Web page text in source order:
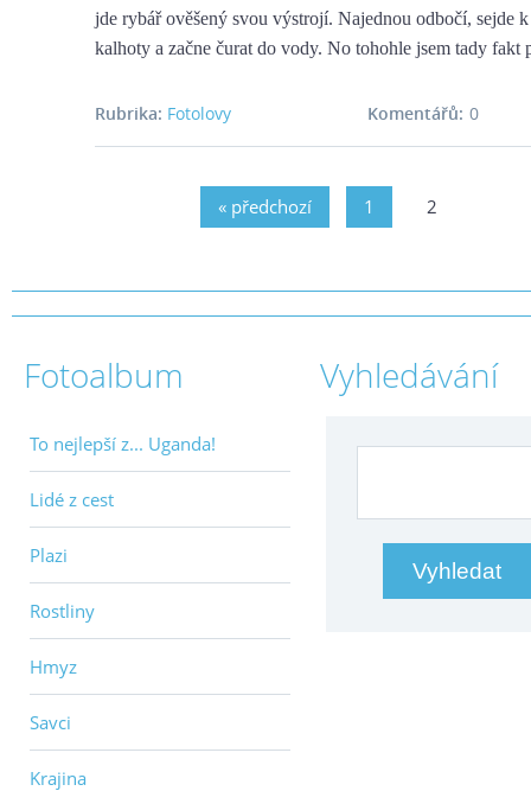
jde rybář ověšený svou výstrojí. Najednou odbočí, sejde
kalhoty a začne čurat do vody. No tohohle jsem tady fakt
Rubrika: Fotolovy 0
Komentářů:
« předchozí 1 2
Fotoalbum
To nejlepší z... Uganda!
Lidé z cest
Plazi
Rostliny
Hmyz
Savci
Krajina
Vyhledávání